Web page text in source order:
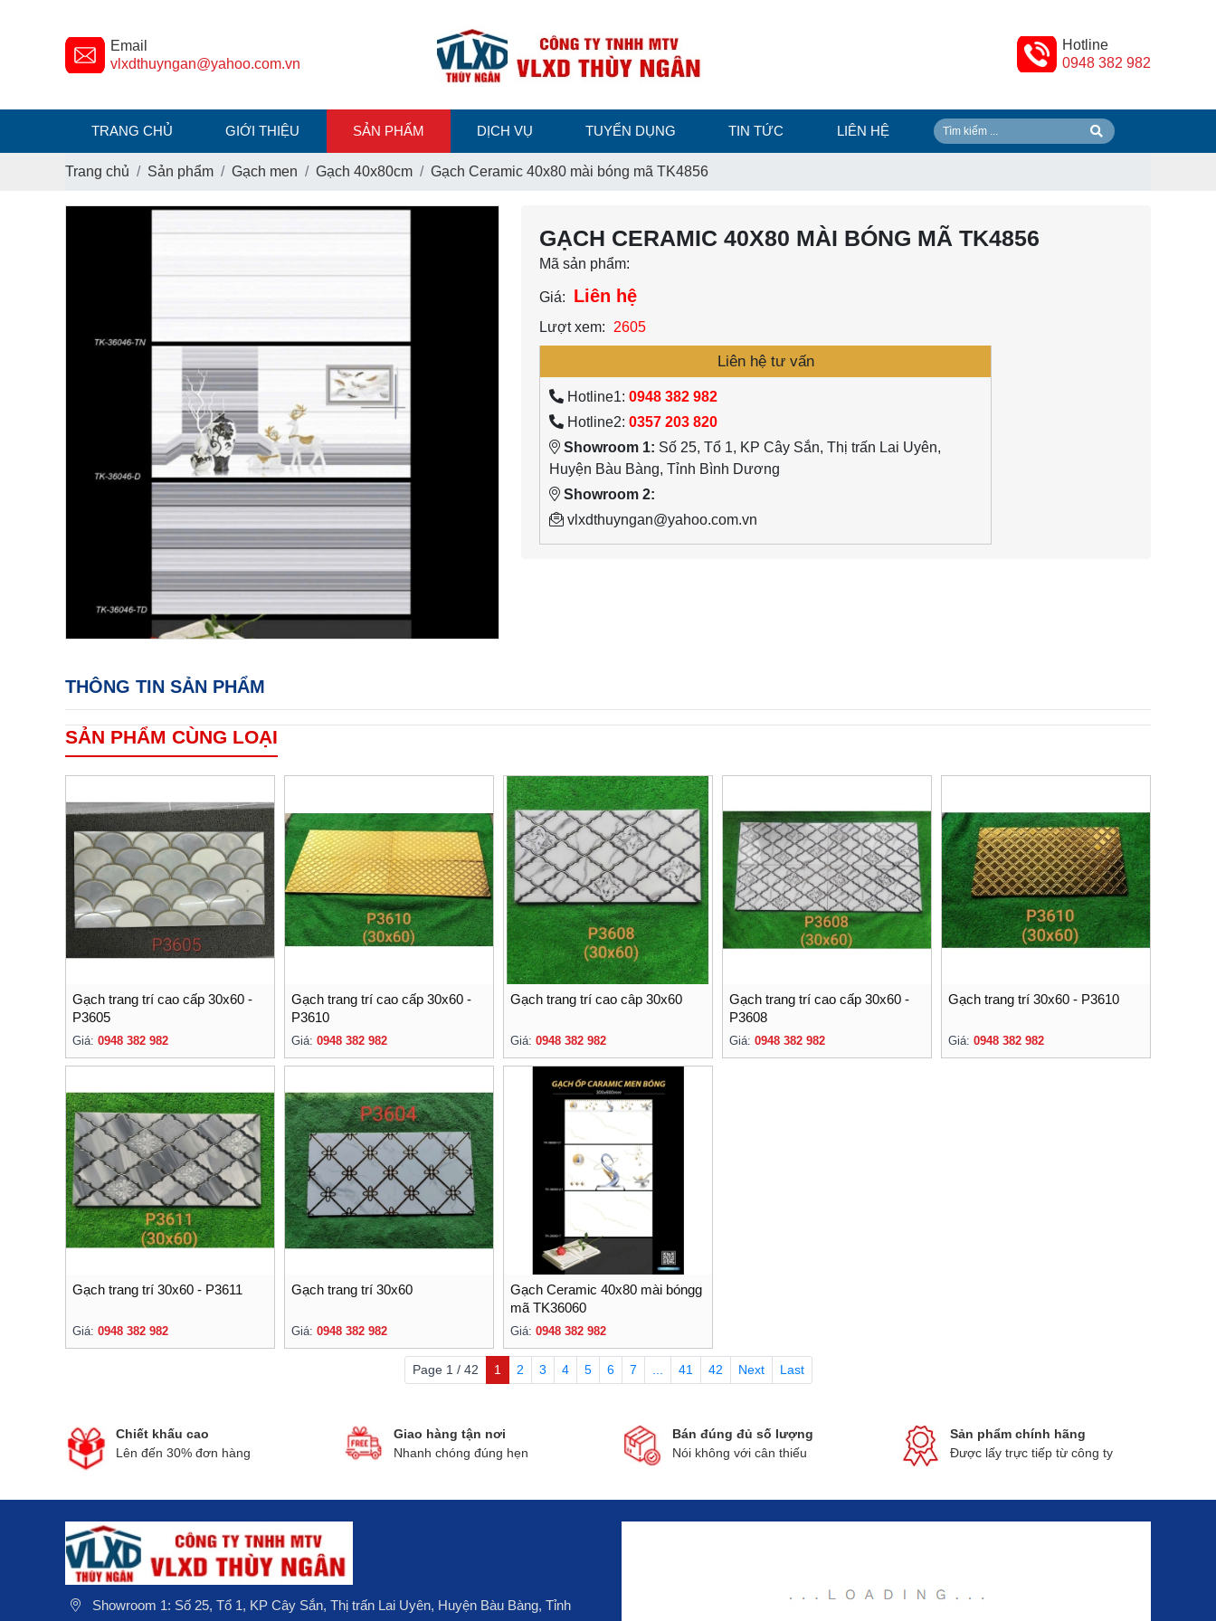
Email
vlxdthuyngan@yahoo.com.vn
Hotline
0948 382 982
TRANG CHỦ GIỚI THIỆU SẢN PHẨM DỊCH VỤ TUYỂN DỤNG TIN TỨC LIÊN HỆ
Trang chủ Sản phẩm Gạch men Gạch 40x80cm Gạch Ceramic 40x80 mài bóng mã TK4856
GẠCH CERAMIC 40X80 MÀI BÓNG MÃ TK4856
Mã sản phẩm:
Giá: Liên hệ
Lượt xem: 2605
Liên hệ tư vấn
Hotline1: 0948 382 982
Hotline2: 0357 203 820
Showroom 1: Số 25, Tổ 1, KP Cây Sắn, Thị trấn Lai Uyên,
Huyện Bàu Bàng, Tỉnh Bình Dương
Showroom 2:
vlxdthuyngan@yahoo.com.vn
THÔNG TIN SẢN PHẨM
SẢN PHẨM CÙNG LOẠI
Gạch trang trí cao cấp 30x60 -
P3605
Giá: 0948 382 982
Gạch trang trí cao cấp 30x60 -
P3610
Giá: 0948 382 982
Gạch trang trí cao câp 30x60
Giá: 0948 382 982
Gạch trang trí cao cấp 30x60 -
P3608
Giá: 0948 382 982
Gạch trang trí 30x60 - P3610
Giá: 0948 382 982
Gạch trang trí 30x60 - P3611
Giá: 0948 382 982
Gạch trang trí 30x60
Giá: 0948 382 982
Gạch Ceramic 40x80 mài bóngg
mã TK36060
Giá: 0948 382 982
Page 1 / 42 1 2 3 4 5 6 7 41 42 Next Last
Chiết khấu cao
Lên đến 30% đơn hàng
Giao hàng tận nơi
Nhanh chóng đúng hẹn
Bán đúng đủ số lượng
Nói không với cân thiếu
Sản phẩm chính hãng
Được lấy trực tiếp từ công ty
Showroom 1: Số 25, Tổ 1, KP Cây Sắn, Thị trấn Lai Uyên, Huyện Bàu Bàng, Tỉnh